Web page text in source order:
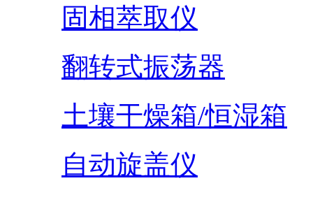
固相萃取仪
翻转式振荡器
土壤干燥箱/恒湿箱
自动旋盖仪